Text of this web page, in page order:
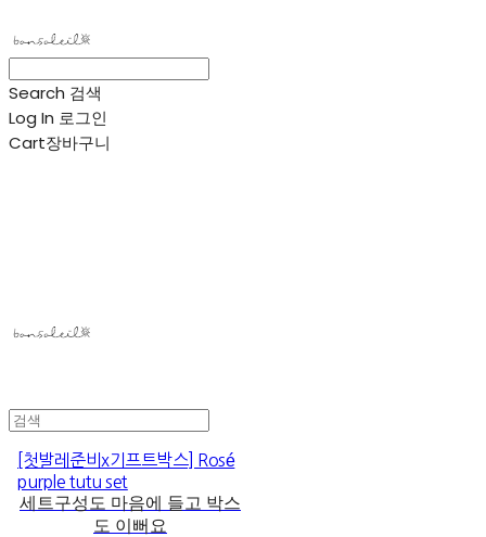
Search 검색
Log In 로그인
Cart장바구니
[첫발레준비x기프트박스] Rosé
purple tutu set
세트구성도 마음에 들고 박스
도 이뻐요